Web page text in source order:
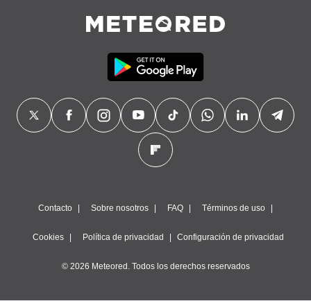
de
Contacto Sobre nosotros FAQ Términos de uso
Cookies Política de privacidad Configuración de privacidad
© 2026 Meteored. Todos los derechos reservados